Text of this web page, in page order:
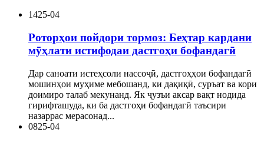
1425-04
Роторҳои пойдори тормоз: Беҳтар кардани
мӯҳлати истифодаи дастгоҳи бофандагӣ
Дар саноати истеҳсоли нассоҷӣ, дастгоҳҳои бофандагӣ
мошинҳои муҳиме мебошанд, ки дақиқӣ, суръат ва кори
доимиро талаб мекунанд. Як ҷузъи аксар вақт нодида
гирифташуда, ки ба дастгоҳи бофандагӣ таъсири
назаррас мерасонад...
0825-04